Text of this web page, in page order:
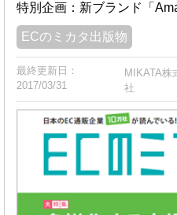
特別企画：新ブランド「
ECのミカタ出版物
最終更新日：
2017/03/31
MIKATA株
社